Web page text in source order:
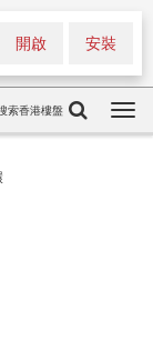
安裝
開啟
索香港樓盤